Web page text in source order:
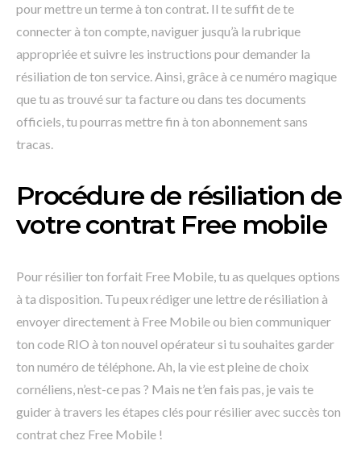
pour mettre un terme à ton contrat. Il te suffit de te
connecter à ton compte, naviguer jusqu’à la rubrique
appropriée et suivre les instructions pour demander la
résiliation de ton service. Ainsi, grâce à ce numéro magique
que tu as trouvé sur ta facture ou dans tes documents
officiels, tu pourras mettre fin à ton abonnement sans
tracas.
Procédure de résiliation de
votre contrat Free mobile
Pour résilier ton forfait Free Mobile, tu as quelques options
à ta disposition. Tu peux rédiger une lettre de résiliation à
envoyer directement à Free Mobile ou bien communiquer
ton code RIO à ton nouvel opérateur si tu souhaites garder
ton numéro de téléphone. Ah, la vie est pleine de choix
cornéliens, n’est-ce pas ? Mais ne t’en fais pas, je vais te
guider à travers les étapes clés pour résilier avec succès ton
contrat chez Free Mobile !